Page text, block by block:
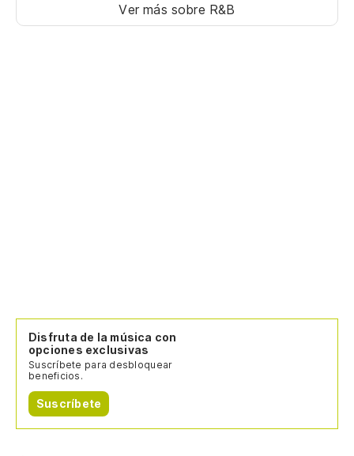
Ver más sobre R&B
Disfruta de la música con
opciones exclusivas
Suscríbete para desbloquear
beneficios.
Suscríbete